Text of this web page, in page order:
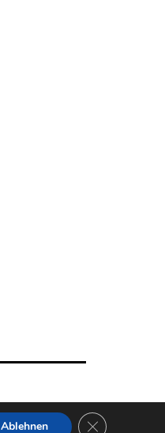
Ablehnen GDPR